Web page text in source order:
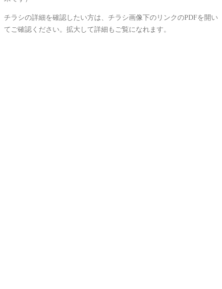
チラシの詳細を確認したい方は、チラシ画像下のリンクのPDFを開い
てご確認ください。拡大して詳細もご覧になれます。